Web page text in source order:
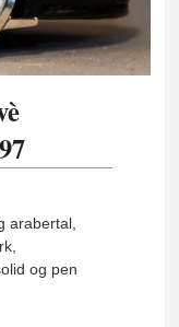
arabertal,
og pen